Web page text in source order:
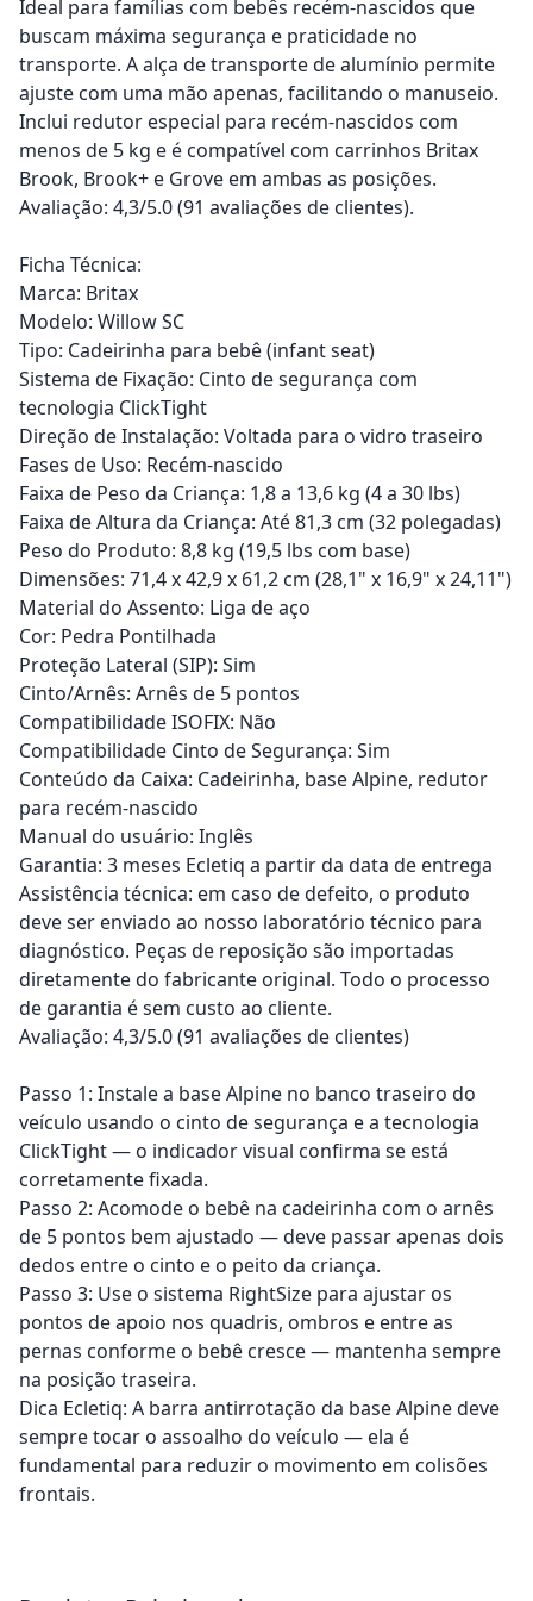
Ideal para famílias com bebês recém-nascidos que
buscam máxima segurança e praticidade no
transporte. A alça de transporte de alumínio permite
ajuste com uma mão apenas, facilitando o manuseio.
Inclui redutor especial para recém-nascidos com
menos de 5 kg e é compatível com carrinhos Britax
Brook, Brook+ e Grove em ambas as posições.
Avaliação: 4,3/5.0 (91 avaliações de clientes).
Ficha Técnica:
Marca: Britax
Modelo: Willow SC
Tipo: Cadeirinha para bebê (infant seat)
Sistema de Fixação: Cinto de segurança com
tecnologia ClickTight
Direção de Instalação: Voltada para o vidro traseiro
Fases de Uso: Recém-nascido
Faixa de Peso da Criança: 1,8 a 13,6 kg (4 a 30 lbs)
Faixa de Altura da Criança: Até 81,3 cm (32 polegadas)
Peso do Produto: 8,8 kg (19,5 lbs com base)
Dimensões: 71,4 x 42,9 x 61,2 cm (28,1" x 16,9" x 24,11")
Material do Assento: Liga de aço
Cor: Pedra Pontilhada
Proteção Lateral (SIP): Sim
Cinto/Arnês: Arnês de 5 pontos
Compatibilidade ISOFIX: Não
Compatibilidade Cinto de Segurança: Sim
Conteúdo da Caixa: Cadeirinha, base Alpine, redutor
para recém-nascido
Manual do usuário: Inglês
Garantia: 3 meses Ecletiq a partir da data de entrega
Assistência técnica: em caso de defeito, o produto
deve ser enviado ao nosso laboratório técnico para
diagnóstico. Peças de reposição são importadas
diretamente do fabricante original. Todo o processo
de garantia é sem custo ao cliente.
Avaliação: 4,3/5.0 (91 avaliações de clientes)
Passo 1: Instale a base Alpine no banco traseiro do
veículo usando o cinto de segurança e a tecnologia
ClickTight — o indicador visual confirma se está
corretamente fixada.
Passo 2: Acomode o bebê na cadeirinha com o arnês
de 5 pontos bem ajustado — deve passar apenas dois
dedos entre o cinto e o peito da criança.
Passo 3: Use o sistema RightSize para ajustar os
pontos de apoio nos quadris, ombros e entre as
pernas conforme o bebê cresce — mantenha sempre
na posição traseira.
Dica Ecletiq: A barra antirrotação da base Alpine deve
sempre tocar o assoalho do veículo — ela é
fundamental para reduzir o movimento em colisões
frontais.